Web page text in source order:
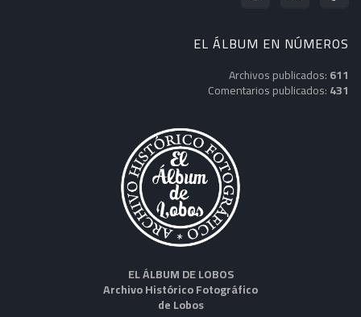
EL ÁLBUM EN NÚMEROS
Archivos publicados:611
Comentarios publicados:431
EL ÁLBUM DE LOBOS
Archivo Histórico Fotográfico
de Lobos